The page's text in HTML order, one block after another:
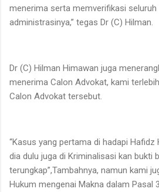
menerima serta memverifikasi seluruh
administrasinya,” tegas Dr (C) Hilman.
Dr (C) Hilman Himawan juga
menerima Calon Advokat, kami
Calon Advokat tersebut.
“Kasus yang pertama di hadapi Hafidz
dia dulu juga di Kriminalisasi kan bukti
terungkap”,Tambahnya, namun kami
Hukum mengenai Makna dalam Pasal